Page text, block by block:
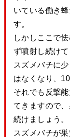
いている働き
す。
しかしここで
ず噴射し続けて
スズメバチに
はなくなり、
それでも反撃
てきますので
続けましょう。
スズメバチが